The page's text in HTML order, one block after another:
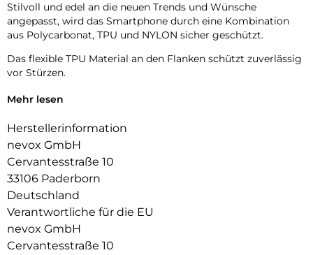
Stilvoll und edel an die neuen Trends und Wünsche
angepasst, wird das Smartphone durch eine Kombination
aus Polycarbonat, TPU und NYLON sicher geschützt.
Das flexible TPU Material an den Flanken schützt zuverlässig
vor Stürzen.
Das Display ist durch die seitlichen Flanken geschützt.
geschützt.
Die Anschlüsse, Knöpfe und Kamera bleiben voll zugänglich.
Hochwertiges Schmutzabweisendes Material und langlebige
Zusammensetzung der Materialien.
Mehr lesen
Herstellerinformation
nevox GmbH
Cervantesstraße 10
33106 Paderborn
Deutschland
Verantwortliche für die EU
nevox GmbH
Cervantesstraße 10